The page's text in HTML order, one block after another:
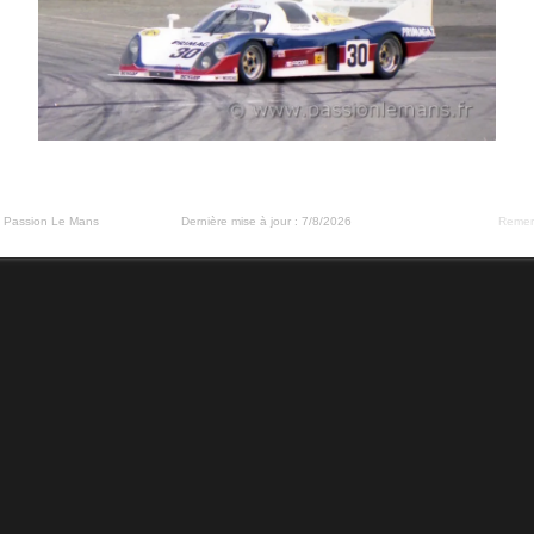
Passion Le Mans Dernière mise à jour :7/8/2026